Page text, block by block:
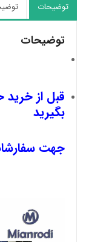
توضیحات
توضیحات
قبل از خرید
بگیرید
جهت